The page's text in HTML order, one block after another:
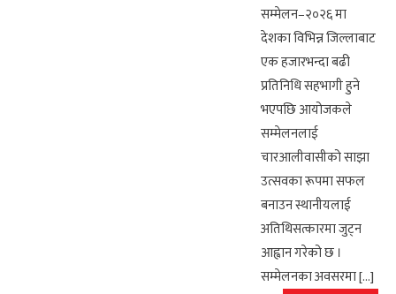
सम्मेलन–२०२६ मा
देशका विभिन्न जिल्लाबाट
एक हजारभन्दा बढी
प्रतिनिधि सहभागी हुने
भएपछि आयोजकले
सम्मेलनलाई
चारआलीवासीको साझा
उत्सवका रूपमा सफल
बनाउन स्थानीयलाई
अतिथिसत्कारमा जुट्न
आह्वान गरेको छ ।
सम्मेलनका अवसरमा […]